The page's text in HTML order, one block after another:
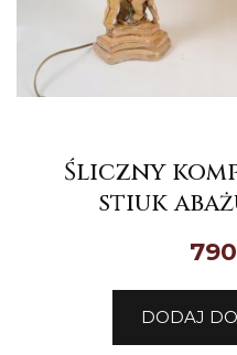
Śliczny
stiuk
DODAJ